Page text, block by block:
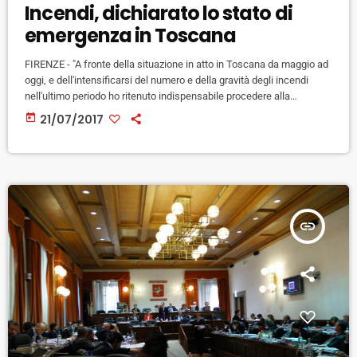
Incendi, dichiarato lo stato di
emergenza in Toscana
FIRENZE - "A fronte della situazione in atto in Toscana da maggio ad
oggi, e dell'intensificarsi del numero e della gravità degli incendi
nell'ultimo periodo ho ritenuto indispensabile procedere alla
dichiarazione di stato d'emergenza regionale". Lo ha detto il
presidente della Regione Toscana Enrico Rossi. "Questo - ha
today 21/07/2017
insert_link